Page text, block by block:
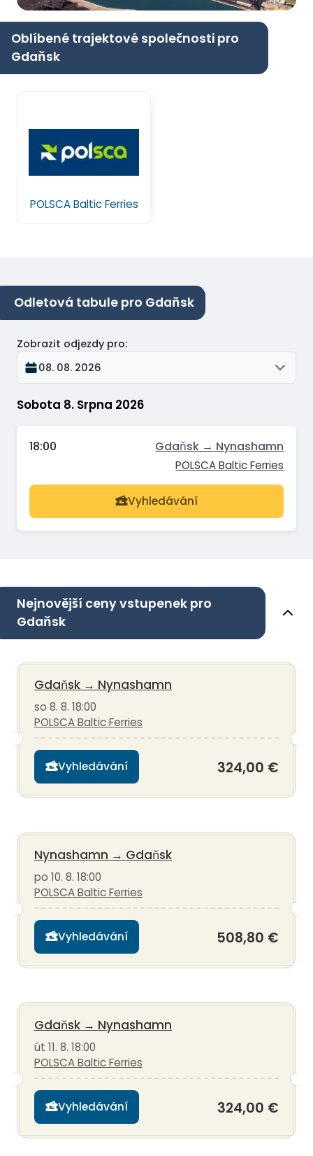
Oblíbené trajektové společnosti pro
Gdaňsk
POLSCA Baltic Ferries
Odletová tabule pro Gdaňsk
Sobota 8. Srpna 2026
Zobrazit odjezdy pro:
08. 08. 2026
18:00 Gdaňsk → Nynashamn
POLSCA Baltic Ferries
Vyhledávání
Nejnovější ceny vstupenek pro
Gdaňsk
Gdaňsk → Nynashamn
so 8. 8. 18:00
POLSCA Baltic Ferries
Vyhledávání 324,00 €
Nynashamn → Gdaňsk
po 10. 8. 18:00
POLSCA Baltic Ferries
Vyhledávání 508,80 €
Gdaňsk → Nynashamn
út 11. 8. 18:00
POLSCA Baltic Ferries
Vyhledávání 324,00 €